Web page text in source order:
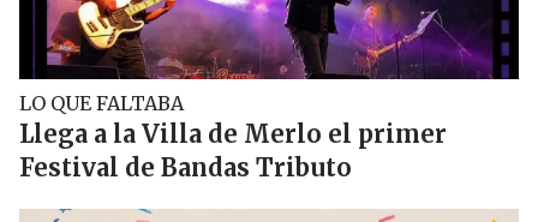
LO QUE FALTABA
Llega a la Villa de Merlo el primer
Festival de Bandas Tributo